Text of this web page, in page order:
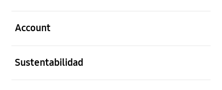
Account
Sustentabilidad